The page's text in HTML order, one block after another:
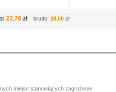
22,76 złbrutto: 28,00 zł
miejsc stanowiących zagrożenie